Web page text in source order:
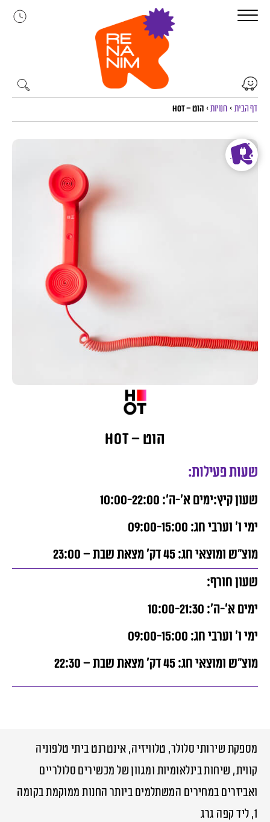
לתוכן
דף הבית > חנויות> הוט – HOT
הוט – HOT
שעות פעילות:
שעון קיץ:ימים א’-ה’: 10:00-22:00
ימי ו’ וערבי חג: 09:00-15:00
מוצ”ש ומוצאי חג: 45 דק’ מצאת שבת – 23:00
שעון חורף:
ימים א’-ה’: 10:00-21:30
ימי ו’ וערבי חג: 09:00-15:00
מוצ”ש ומוצאי חג: 45 דק’ מצאת שבת – 22:30
מספקת שירותי סלולר, טלוויזיה, אינטרנט ביתי טלפוניה
קווית, שיחות בינלאומיות ומגוון של מכשירים סלולריים
ואביזרים במחירים המשתלמים ביותר החנות ממוקמת בקומה
1, ליד קפה גרג